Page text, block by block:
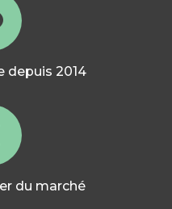
depuis 2014
du marché